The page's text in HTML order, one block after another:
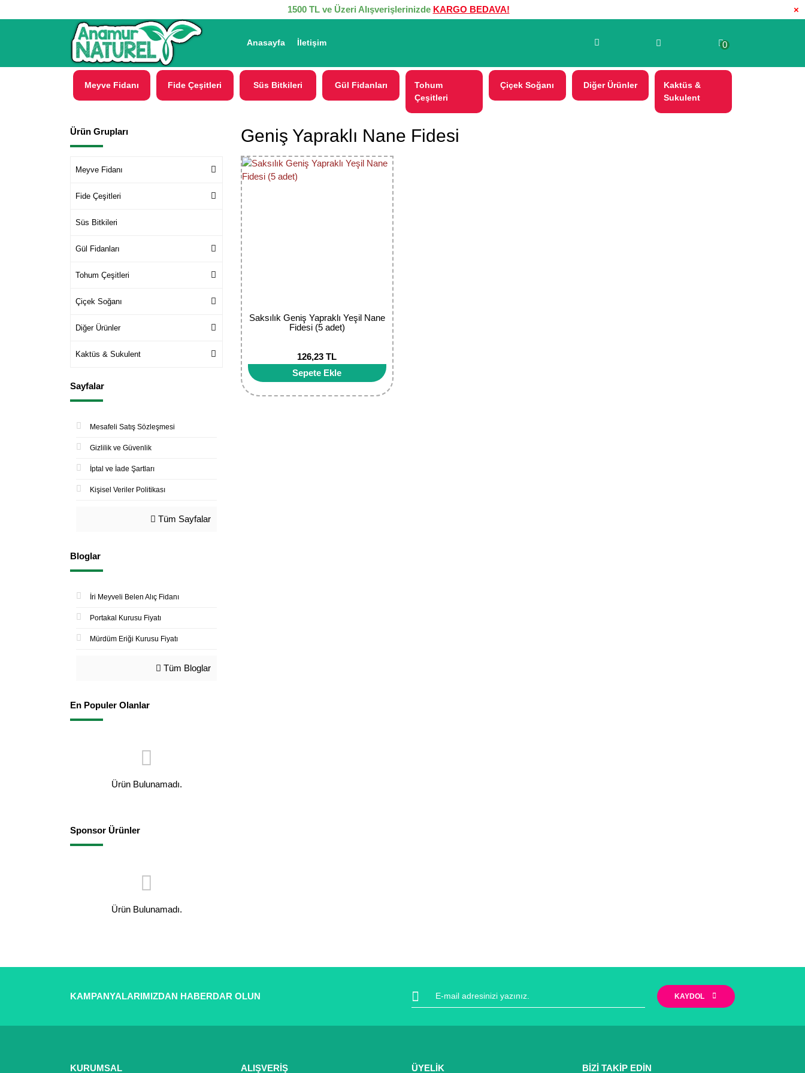
×
1500 TL ve Üzeri Alışverişlerinizde KARGO BEDAVA!
Anasayfa İletişim 0
Meyve Fidanı Fide Çeşitleri Süs Bitkileri Gül Fidanları
Tohum
Çeşitleri
Çiçek Soğanı Diğer Ürünler
Kaktüs &
Sukulent
Ürün Grupları
Meyve Fidanı
Fide Çeşitleri
Süs Bitkileri
Gül Fidanları
Tohum Çeşitleri
Çiçek Soğanı
Diğer Ürünler
Kaktüs & Sukulent
Sayfalar
Mesafeli Satış Sözleşmesi
Gizlilik ve Güvenlik
İptal ve İade Şartları
Kişisel Veriler Politikası
Tüm Sayfalar
Bloglar
İri Meyveli Belen Alıç Fidanı
Portakal Kurusu Fiyatı
Mürdüm Eriği Kurusu Fiyatı
Tüm Bloglar
En Populer Olanlar
Ürün Bulunamadı.
Sponsor Ürünler
Ürün Bulunamadı.
Geniş Yapraklı Nane Fidesi
Saksılık Geniş Yapraklı Yeşil Nane
Fidesi (5 adet)
126,23 TL
Sepete Ekle
KAMPANYALARIMIZDAN HABERDAR OLUN KAYDOL
KURUMSAL ALIŞVERİŞ ÜYELİK BİZİ TAKİP EDİN